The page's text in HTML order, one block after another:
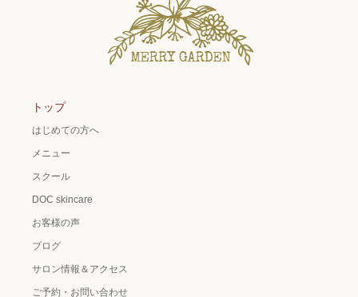
トップ
はじめての方へ
メニュー
スクール
DOC skincare
お客様の声
ブログ
サロン情報＆アクセス
ご予約・お問い合わせ